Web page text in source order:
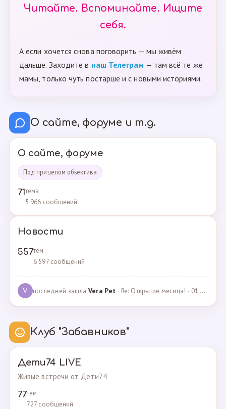
Читайте. Вспоминайте. Ищите
себя.
А если хочется снова поговорить — мы живём
дальше. Заходите в наш Телеграм — там всё те же
мамы, только чуть постарше и с новыми историями.
О сайте, форуме и т.д.
О сайте, форуме
Под прицелом объектива
71тема
5 966 сообщений
Новости
557тем
6 597 сообщений
V последней зашлаVera Pet · Re: Открытие месяца! · 01.04.2021
Клуб "Забавников"
Дети74 LIVE
Живые встречи от Дети74
77тем
727 сообщений